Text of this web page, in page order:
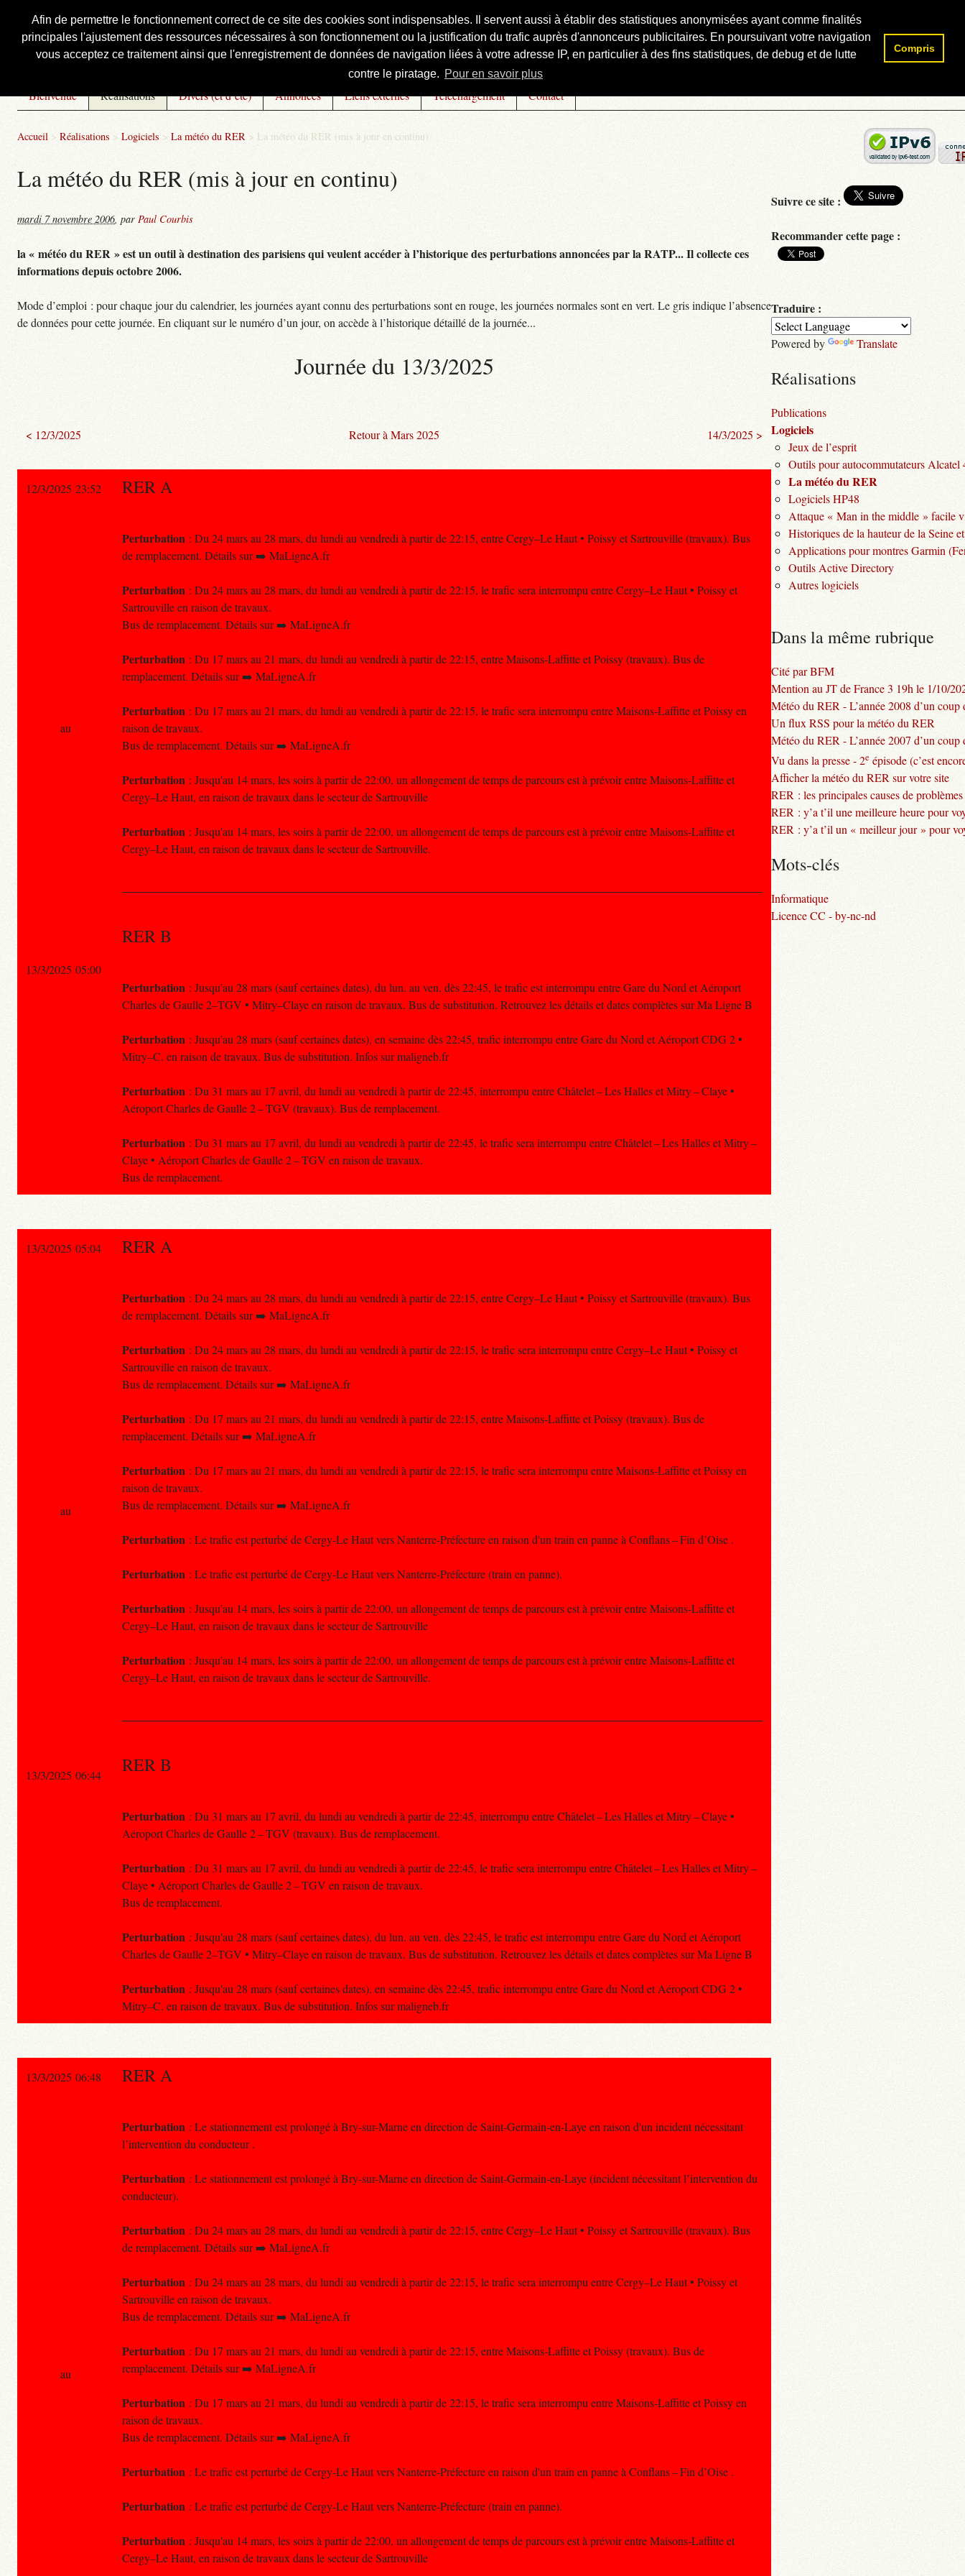
Afin de permettre le fonctionnement correct de ce site des cookies sont indispensables. Il servent aussi à établir des statistiques anonymisées ayant comme finalités
principales l'ajustement des ressources nécessaires à son fonctionnement ou la justification du trafic auprès d'annonceurs publicitaires. En poursuivant votre navigation
vous acceptez ce traitement ainsi que l'enregistrement de données de navigation liées à votre adresse IP, en particulier à des fins statistiques, de debug et de lutte
contre le piratage. Pour en savoir plus
Compris
Courbis, « LE » Blog Officiel
Bienvenue Réalisations Divers (et d’été) Annonces Liens externes Téléchargement Contact
Accueil > Réalisations > Logiciels > La météo du RER > La météo du RER (mis à jour en continu)
La météo du RER (mis à jour en continu)
mardi 7 novembre 2006, par Paul Courbis
la « météo du RER » est un outil à destination des parisiens qui veulent accéder à l’historique des perturbations annoncées par la RATP... Il collecte ces
informations depuis octobre 2006.
Mode d’emploi : pour chaque jour du calendrier, les journées ayant connu des perturbations sont en rouge, les journées normales sont en vert. Le gris indique l’absence
de données pour cette journée. En cliquant sur le numéro d’un jour, on accède à l’historique détaillé de la journée...
Journée du 13/3/2025
< 12/3/2025 Retour à Mars 2025 14/3/2025 >
12/3/2025 23:52 RER A
Perturbation : Du 24 mars au 28 mars, du lundi au vendredi à partir de 22:15, entre Cergy–Le Haut • Poissy et Sartrouville (travaux). Bus
de remplacement. Détails sur ➡️ MaLigneA.fr
Perturbation : Du 24 mars au 28 mars, du lundi au vendredi à partir de 22:15, le trafic sera interrompu entre Cergy–Le Haut • Poissy et
Sartrouville en raison de travaux.
Bus de remplacement. Détails sur ➡️ MaLigneA.fr
Perturbation : Du 17 mars au 21 mars, du lundi au vendredi à partir de 22:15, entre Maisons-Laffitte et Poissy (travaux). Bus de
remplacement. Détails sur ➡️ MaLigneA.fr
Perturbation : Du 17 mars au 21 mars, du lundi au vendredi à partir de 22:15, le trafic sera interrompu entre Maisons-Laffitte et Poissy en
raison de travaux.
Bus de remplacement. Détails sur ➡️ MaLigneA.fr
Perturbation : Jusqu'au 14 mars, les soirs à partir de 22:00, un allongement de temps de parcours est à prévoir entre Maisons-Laffitte et
Cergy–Le Haut, en raison de travaux dans le secteur de Sartrouville
Perturbation : Jusqu'au 14 mars, les soirs à partir de 22:00, un allongement de temps de parcours est à prévoir entre Maisons-Laffitte et
Cergy–Le Haut, en raison de travaux dans le secteur de Sartrouville.
RER B
Perturbation : Jusqu'au 28 mars (sauf certaines dates), du lun. au ven. dès 22:45, le trafic est interrompu entre Gare du Nord et Aéroport
Charles de Gaulle 2–TGV • Mitry–Claye en raison de travaux. Bus de substitution. Retrouvez les détails et dates complètes sur Ma Ligne B
Perturbation : Jusqu'au 28 mars (sauf certaines dates), en semaine dès 22:45, trafic interrompu entre Gare du Nord et Aéroport CDG 2 •
Mitry–C. en raison de travaux. Bus de substitution. Infos sur maligneb.fr
Perturbation : Du 31 mars au 17 avril, du lundi au vendredi à partir de 22:45, interrompu entre Châtelet – Les Halles et Mitry – Claye •
Aéroport Charles de Gaulle 2 – TGV (travaux). Bus de remplacement.
Perturbation : Du 31 mars au 17 avril, du lundi au vendredi à partir de 22:45, le trafic sera interrompu entre Châtelet – Les Halles et Mitry –
Claye • Aéroport Charles de Gaulle 2 – TGV en raison de travaux.
Bus de remplacement.
au
13/3/2025 05:00
13/3/2025 05:04 RER A
Perturbation : Du 24 mars au 28 mars, du lundi au vendredi à partir de 22:15, entre Cergy–Le Haut • Poissy et Sartrouville (travaux). Bus
de remplacement. Détails sur ➡️ MaLigneA.fr
Perturbation : Du 24 mars au 28 mars, du lundi au vendredi à partir de 22:15, le trafic sera interrompu entre Cergy–Le Haut • Poissy et
Sartrouville en raison de travaux.
Bus de remplacement. Détails sur ➡️ MaLigneA.fr
Perturbation : Du 17 mars au 21 mars, du lundi au vendredi à partir de 22:15, entre Maisons-Laffitte et Poissy (travaux). Bus de
remplacement. Détails sur ➡️ MaLigneA.fr
Perturbation : Du 17 mars au 21 mars, du lundi au vendredi à partir de 22:15, le trafic sera interrompu entre Maisons-Laffitte et Poissy en
raison de travaux.
Bus de remplacement. Détails sur ➡️ MaLigneA.fr
Perturbation : Le trafic est perturbé de Cergy-Le Haut vers Nanterre-Préfecture en raison d'un train en panne à Conflans – Fin d’Oise .
Perturbation : Le trafic est perturbé de Cergy-Le Haut vers Nanterre-Préfecture (train en panne).
Perturbation : Jusqu'au 14 mars, les soirs à partir de 22:00, un allongement de temps de parcours est à prévoir entre Maisons-Laffitte et
Cergy–Le Haut, en raison de travaux dans le secteur de Sartrouville
Perturbation : Jusqu'au 14 mars, les soirs à partir de 22:00, un allongement de temps de parcours est à prévoir entre Maisons-Laffitte et
Cergy–Le Haut, en raison de travaux dans le secteur de Sartrouville.
RER B
Perturbation : Du 31 mars au 17 avril, du lundi au vendredi à partir de 22:45, interrompu entre Châtelet – Les Halles et Mitry – Claye •
Aéroport Charles de Gaulle 2 – TGV (travaux). Bus de remplacement.
Perturbation : Du 31 mars au 17 avril, du lundi au vendredi à partir de 22:45, le trafic sera interrompu entre Châtelet – Les Halles et Mitry –
Claye • Aéroport Charles de Gaulle 2 – TGV en raison de travaux.
Bus de remplacement.
Perturbation : Jusqu'au 28 mars (sauf certaines dates), du lun. au ven. dès 22:45, le trafic est interrompu entre Gare du Nord et Aéroport
Charles de Gaulle 2–TGV • Mitry–Claye en raison de travaux. Bus de substitution. Retrouvez les détails et dates complètes sur Ma Ligne B
Perturbation : Jusqu'au 28 mars (sauf certaines dates), en semaine dès 22:45, trafic interrompu entre Gare du Nord et Aéroport CDG 2 •
Mitry–C. en raison de travaux. Bus de substitution. Infos sur maligneb.fr
au
13/3/2025 06:44
13/3/2025 06:48 RER A
Perturbation : Le stationnement est prolongé à Bry-sur-Marne en direction de Saint-Germain-en-Laye en raison d'un incident nécessitant
l’intervention du conducteur .
Perturbation : Le stationnement est prolongé à Bry-sur-Marne en direction de Saint-Germain-en-Laye (incident nécessitant l’intervention du
conducteur).
Perturbation : Du 24 mars au 28 mars, du lundi au vendredi à partir de 22:15, entre Cergy–Le Haut • Poissy et Sartrouville (travaux). Bus
de remplacement. Détails sur ➡️ MaLigneA.fr
Perturbation : Du 24 mars au 28 mars, du lundi au vendredi à partir de 22:15, le trafic sera interrompu entre Cergy–Le Haut • Poissy et
Sartrouville en raison de travaux.
Bus de remplacement. Détails sur ➡️ MaLigneA.fr
Perturbation : Du 17 mars au 21 mars, du lundi au vendredi à partir de 22:15, entre Maisons-Laffitte et Poissy (travaux). Bus de
remplacement. Détails sur ➡️ MaLigneA.fr
Perturbation : Du 17 mars au 21 mars, du lundi au vendredi à partir de 22:15, le trafic sera interrompu entre Maisons-Laffitte et Poissy en
raison de travaux.
Bus de remplacement. Détails sur ➡️ MaLigneA.fr
Perturbation : Le trafic est perturbé de Cergy-Le Haut vers Nanterre-Préfecture en raison d'un train en panne à Conflans – Fin d’Oise .
Perturbation : Le trafic est perturbé de Cergy-Le Haut vers Nanterre-Préfecture (train en panne).
Perturbation : Jusqu'au 14 mars, les soirs à partir de 22:00, un allongement de temps de parcours est à prévoir entre Maisons-Laffitte et
Cergy–Le Haut, en raison de travaux dans le secteur de Sartrouville
au
Rechercher :
Suivre ce site :
Recommander cette page :
Traduire :
Powered by Translate
Réalisations
Publications
Logiciels
Jeux de l’esprit
Outils pour autocommutateurs Alcatel
La météo du RER
Logiciels HP48
Attaque « Man in the middle » facile
Historiques de la hauteur de la Seine
Applications pour montres Garmin
Outils Active Directory
Autres logiciels
Dans la même rubrique
Cité par BFM
Mention au JT de France 3 19h le 1/10/
Météo du RER - L’année 2008 d’un coup
Un flux RSS pour la météo du RER
Météo du RER - L’année 2007 d’un coup
Vu dans la presse - 2e épisode (c’est
Afficher la météo du RER sur votre site
RER : les principales causes de problèmes
RER : y’a t’il une meilleure heure pour
RER : y’a t’il un « meilleur jour » pour
Mots-clés
Informatique
Licence CC - by-nc-nd